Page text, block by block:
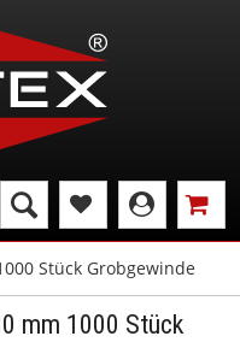
Stück Grobgewinde
mm 1000 Stück